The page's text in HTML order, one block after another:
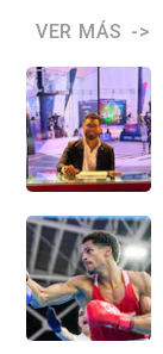
VER MÁS